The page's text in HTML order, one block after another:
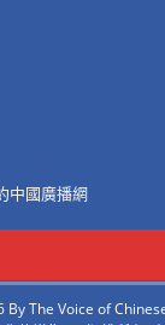
中國廣播網
The Voice of